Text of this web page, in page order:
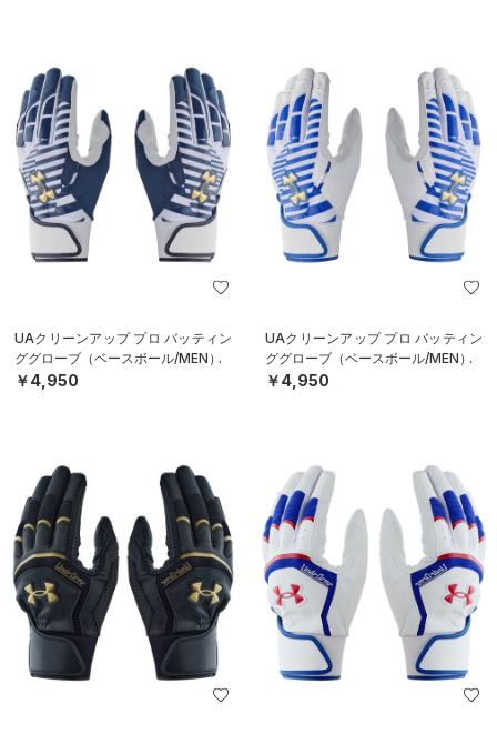
UAクリーンアップ プロ バッティン
ググローブ（ベースボール/MEN）
￥4,950
UAクリーンアップ プロ バッティン
ググローブ（ベースボール/MEN）
￥4,950